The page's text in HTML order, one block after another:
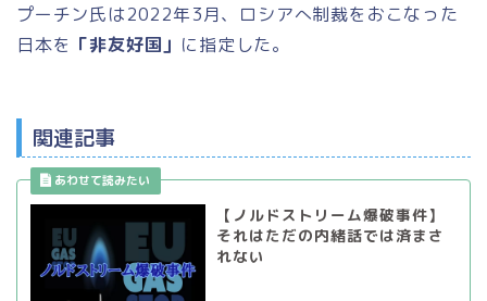
プーチン氏は2022年3月、ロシアへ制裁をおこなった
日本を 「非友好国」 に指定した。
関連記事
【ノルドストリーム爆破事件】
それはただの内緒話では済まさ
れない